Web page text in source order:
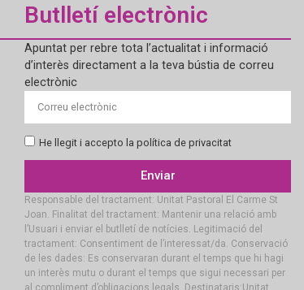
Butlletí electrònic
Apuntat per rebre tota l’actualitat i informació
d’interès directament a la teva bústia de correu
electrònic
He llegit i accepto la política de privacitat
Enviar
Responsable del tractament: Unitat Pastoral El Carme St
Joan. Finalitat del tractament: Mantenir una relació amb
l’Usuari i enviar el butlletí de notícies. Legitimació del
tractament: Consentiment de l’interessat/da. Conservació
de les dades: Es conservaran durant el temps que hi hagi
un interès mutu o durant el temps que sigui necessari per
al compliment d’obligacions legals. Destinataris:Unitat